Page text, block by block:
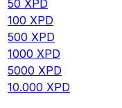
50 XPD
100 XPD
500 XPD
1000 XPD
5000 XPD
10.000 XPD